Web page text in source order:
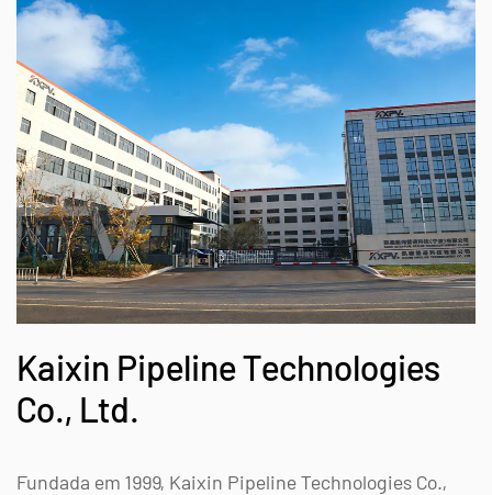
Kaixin Pipeline Technologies
Co., Ltd.
Fundada em 1999, Kaixin Pipeline Technologies Co.,